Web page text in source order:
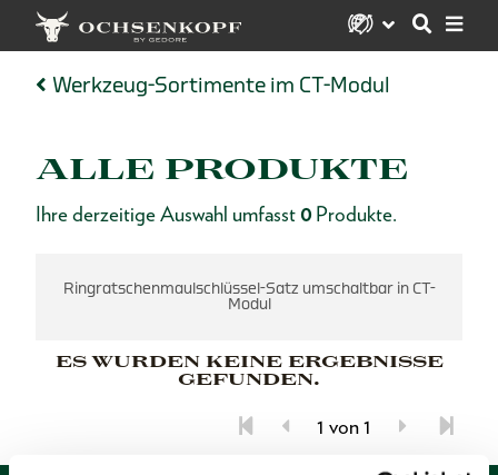
Werkzeug-Sortimente im CT-Modul
ALLE PRODUKTE
Ihre derzeitige Auswahl umfasst 0 Produkte.
Ringratschenmaulschlüssel-Satz umschaltbar in CT-
Modul
ES WURDEN KEINE ERGEBNISSE
GEFUNDEN.
1 von 1